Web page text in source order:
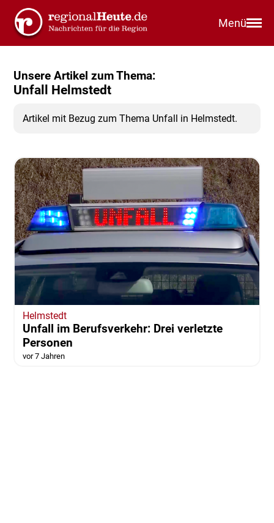
Menü
Unsere Artikel zum Thema:
Unfall Helmstedt
Artikel mit Bezug zum Thema Unfall in Helmstedt.
Helmstedt
Unfall im Berufsverkehr: Drei verletzte
Personen
vor 7 Jahren